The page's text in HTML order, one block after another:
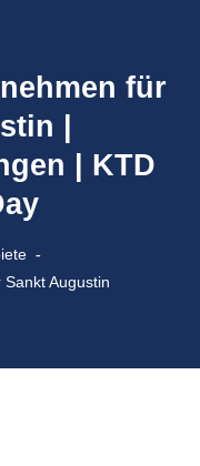
für
|
| KTD
Augustin